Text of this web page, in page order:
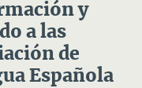
y
a las
de
Española